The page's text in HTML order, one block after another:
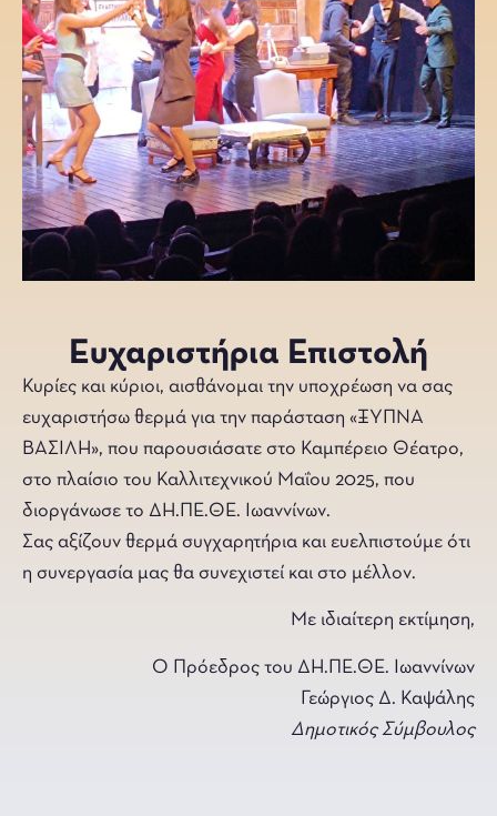
Ευχαριστήρια Επιστολή
Κυρίες και κύριοι, αισθάνομαι την υποχρέωση να σας
ευχαριστήσω θερμά για την παράσταση «ΞΥΠΝΑ
ΒΑΣΙΛΗ», που παρουσιάσατε στο Καμπέρειο Θέατρο,
στο πλαίσιο του Καλλιτεχνικού Μαΐου 2025, που
διοργάνωσε το ΔΗ.ΠΕ.ΘΕ. Ιωαννίνων.
Σας αξίζουν θερμά συγχαρητήρια και ευελπιστούμε ότι
η συνεργασία μας θα συνεχιστεί και στο μέλλον.
Με ιδιαίτερη εκτίμηση,
Ο Πρόεδρος του ΔΗ.ΠΕ.ΘΕ. Ιωαννίνων
Γεώργιος Δ. Καψάλης
Δημοτικός Σύμβουλος